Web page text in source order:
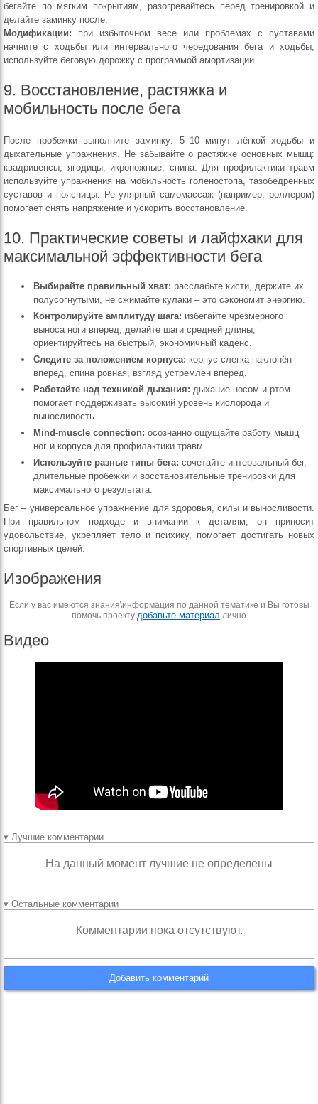
бегайте по мягким покрытиям, разогревайтесь перед тренировкой и
делайте заминку после.
Модификации: при избыточном весе или проблемах с суставами
начните с ходьбы или интервального чередования бега и ходьбы;
используйте беговую дорожку с программой амортизации.
9. Восстановление, растяжка и
мобильность после бега
После пробежки выполните заминку: 5–10 минут лёгкой ходьбы и
дыхательные упражнения. Не забывайте о растяжке основных мышц:
квадрицепсы, ягодицы, икроножные, спина. Для профилактики травм
используйте упражнения на мобильность голеностопа, тазобедренных
суставов и поясницы. Регулярный самомассаж (например, роллером)
помогает снять напряжение и ускорить восстановление.
10. Практические советы и лайфхаки для
максимальной эффективности бега
Выбирайте правильный хват: расслабьте кисти, держите их
полусогнутыми, не сжимайте кулаки – это сэкономит энергию.
Контролируйте амплитуду шага: избегайте чрезмерного
выноса ноги вперед, делайте шаги средней длины,
ориентируйтесь на быстрый, экономичный каденс.
Следите за положением корпуса: корпус слегка наклонён
вперёд, спина ровная, взгляд устремлён вперёд.
Работайте над техникой дыхания: дыхание носом и ртом
помогает поддерживать высокий уровень кислорода и
выносливость.
Mind-muscle connection: осознанно ощущайте работу мышц
ног и корпуса для профилактики травм.
Используйте разные типы бега: сочетайте интервальный бег,
длительные пробежки и восстановительные тренировки для
максимального результата.
Бег – универсальное упражнение для здоровья, силы и выносливости.
При правильном подходе и внимании к деталям, он приносит
удовольствие, укрепляет тело и психику, помогает достигать новых
спортивных целей.
Изображения
Если у вас имеются знания\информация по данной тематике и Вы готовы
помочь проекту добавьте материал лично
Видео
▾ Лучшие комментарии
На данный момент лучшие не определены
▾ Остальные комментарии
Комментарии пока отсутствуют.
Добавить комментарий